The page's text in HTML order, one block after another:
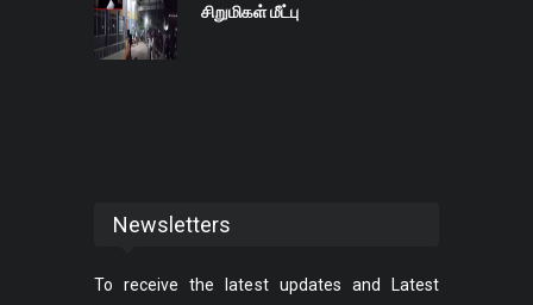
சிறுமிகள் மீட்பு
Newsletters
To receive the latest updates and Latest